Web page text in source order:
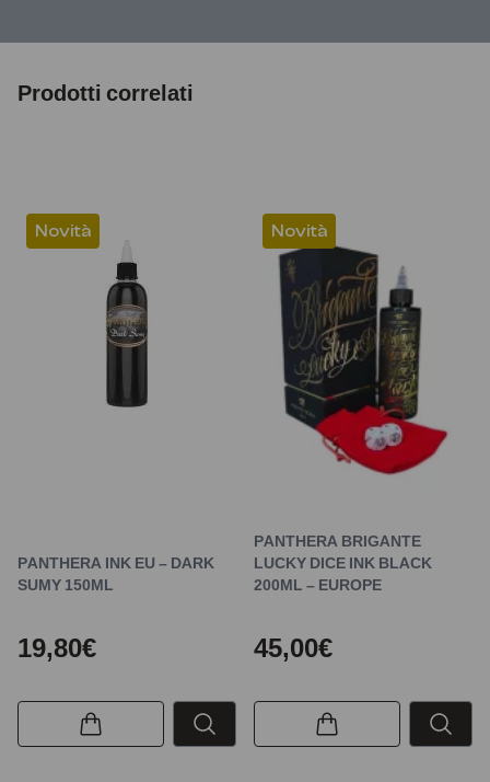
Prodotti correlati
Novità
PANTHERA INK EU – DARK
SUMY 150ML
19,80€
Novità
PANTHERA BRIGANTE
LUCKY DICE INK BLACK
200ML – EUROPE
45,00€